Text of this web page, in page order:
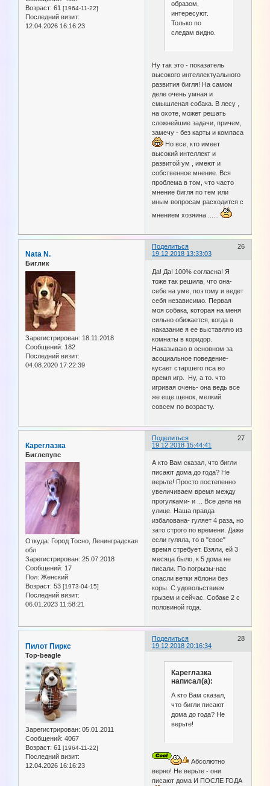
Возраст: 61 [1964-11-22]
Последний визит:
12.04.2026 16:16:23
образом,
интересуют.
Только по
следам видно.
Ну так это - показатель
высокого интеллектуального
развития бигля! На самом
деле очень умная и
смышленая собака. В лесу ,
на охоте, может решать
сложнейшие задачи, причем,
замечу - без карты и компаса
Но все, кто имеет
высокий интеллект и
развитой ум , имеют и
собственное мнение. Вся
проблема в том, что часто
мнение бигля по тем или
иным вопросам расходится с
мнением хозяина ......
Поделиться
26
19.12.2018 13:33:03
Nata N.
Биглик
Зарегистрирован: 18.11.2018
Сообщений: 182
Последний визит:
04.08.2020 17:22:39
Да! Да! 100% согласна! Я
тоже так решила, что она-
себе на уме, поэтому и ведет
себя независимо. Первая
моя собака, которая на меня
сильно обижается, когда в
наказание я ее выставляю из
комнаты в коридор.
Наказываю в основном за
асоциальное поведение-
кусает старшего пса во
время игр. Ну, а то. что
игривая очень- она ведь все
же еще щенок, мелкий
совсем по возрасту.
Поделиться
27
19.12.2018 15:44:41
Кареглазка
Биглепупс
Откуда: Город Тосно, Ленинградская
обл
Зарегистрирован: 25.07.2018
Сообщений: 17
Пол: Женский
Возраст: 53 [1973-04-15]
Последний визит:
06.01.2023 11:58:21
А кто Вам сказал, что бигли
писают дома до года? Не
верьте! Просто постепенно
увеличиваем время между
прогулками- и ... Все дела на
улице. Наша правда
избалована- гуляет 4 раза, но
зато строго по времени. Даже
если гуляла, то в "свое"
время стребует. Взяли, ей 3
месяца было, к 5 дома не
писали. По погрызы-нас
спасли ветки яблони без
коры. С удовольствием
грызем и сейчас. Собаке 2 с
половиной года.
Поделиться
28
19.12.2018 20:16:34
Пилот Пиркс
Top-beagle
Зарегистрирован: 05.01.2011
Сообщений: 4067
Возраст: 61 [1964-11-22]
Последний визит:
12.04.2026 16:16:23
Кареглазка
написал(а):
А кто Вам сказал,
что бигли писают
дома до года? Не
верьте!
Абсолютно
верно! Не верьте - они
писают дома И ПОСЛЕ ГОДА